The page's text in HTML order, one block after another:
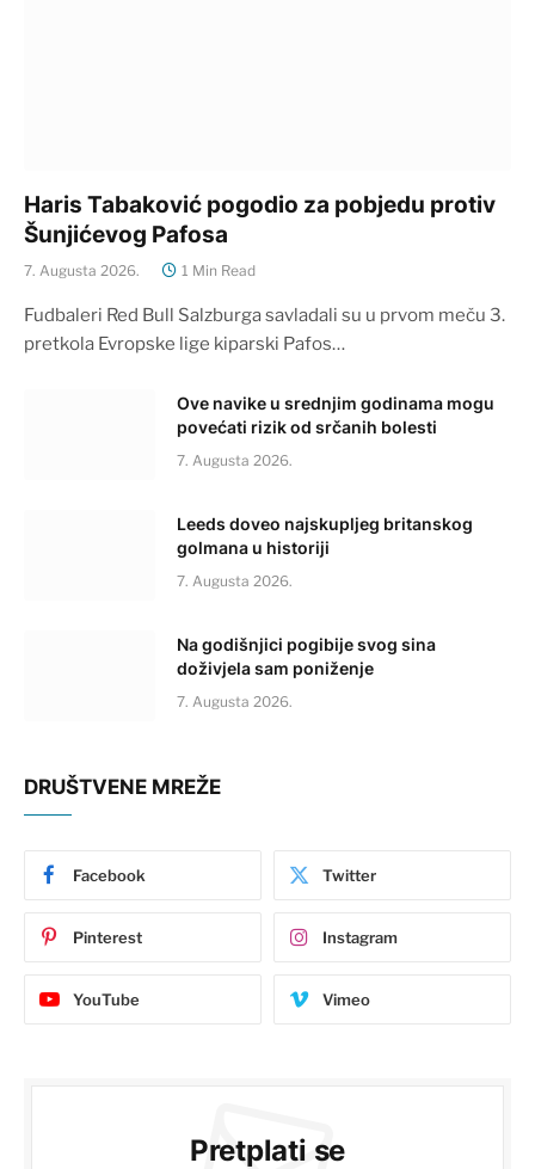
Haris Tabaković pogodio za pobjedu protiv
Šunjićevog Pafosa
7. Augusta 2026. 1 Min Read
Fudbaleri Red Bull Salzburga savladali su u prvom meču 3.
pretkola Evropske lige kiparski Pafos…
Ove navike u srednjim godinama mogu
povećati rizik od srčanih bolesti
7. Augusta 2026.
Leeds doveo najskupljeg britanskog
golmana u historiji
7. Augusta 2026.
Na godišnjici pogibije svog sina
doživjela sam poniženje
7. Augusta 2026.
DRUŠTVENE MREŽE
Facebook Twitter
Pinterest Instagram
YouTube Vimeo
Pretplati se